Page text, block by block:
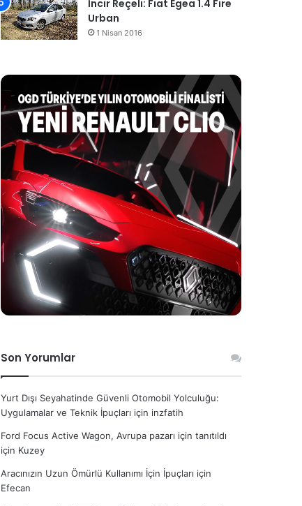
İncir Reçeli: Fiat Egea 1.4 Fire
Urban
1 Nisan 2016
Son Yorumlar
Yurt Dışı Seyahatinde Güvenli Otomobil Yolculuğu:
Uygulamalar ve Teknik İpuçları için inzfatih
Ford Focus Active Wagon, Avrupa pazarı için tanıtıldı
için Kuzey
Aracınızın Uzun Ömürlü Kullanımı İçin İpuçları için
Efecan